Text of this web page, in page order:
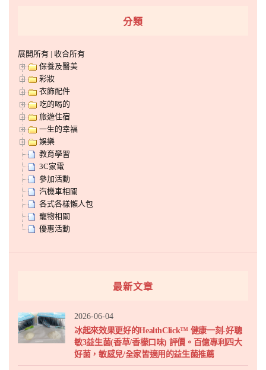
分類
展開所有 | 收合所有
保養及醫美
彩妝
衣飾配件
吃的喝的
旅遊住宿
一生的幸福
娛樂
教育學習
3C家電
參加活動
汽機車相關
各式各樣懶人包
寵物相關
優惠活動
最新文章
2026-06-04
冰起來效果更好的HealthClick™ 健康一刻-好聰
敏3益生菌(香草/香檬口味) 評價。百億專利四大
好菌，敏感兒/全家皆適用的益生菌推薦